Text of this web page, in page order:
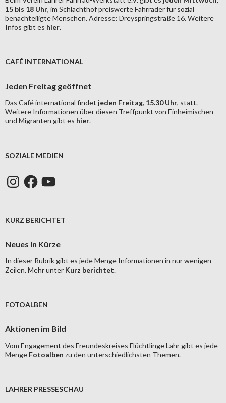
15 bis 18 Uhr, im Schlachthof preiswerte Fahrräder für sozial
benachteiligte Menschen. Adresse: Dreyspringstraße 16. Weitere
Infos gibt es hier.
CAFÉ INTERNATIONAL
Jeden Freitag geöffnet
Das Café international findet jeden Freitag, 15.30 Uhr, statt.
Weitere Informationen über diesen Treffpunkt von Einheimischen
und Migranten gibt es hier.
SOZIALE MEDIEN
InstagramFacebookYouTube
KURZ BERICHTET
Neues in Kürze
In dieser Rubrik gibt es jede Menge Informationen in nur wenigen
Zeilen. Mehr unter Kurz berichtet.
FOTOALBEN
Aktionen im Bild
Vom Engagement des Freundeskreises Flüchtlinge Lahr gibt es jede
Menge Fotoalben zu den unterschiedlichsten Themen.
LAHRER PRESSESCHAU